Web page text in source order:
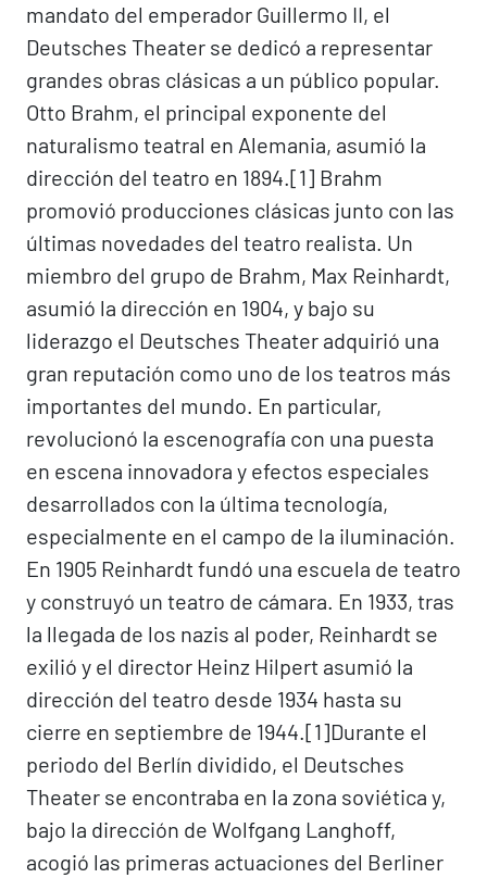
mandato del emperador Guillermo II, el
Deutsches Theater se dedicó a representar
grandes obras clásicas a un público popular.
Otto Brahm, el principal exponente del
naturalismo teatral en Alemania, asumió la
dirección del teatro en 1894.[1]​ Brahm
promovió producciones clásicas junto con las
últimas novedades del teatro realista. Un
miembro del grupo de Brahm, Max Reinhardt,
asumió la dirección en 1904, y bajo su
liderazgo el Deutsches Theater adquirió una
gran reputación como uno de los teatros más
importantes del mundo. En particular,
revolucionó la escenografía con una puesta
en escena innovadora y efectos especiales
desarrollados con la última tecnología,
especialmente en el campo de la iluminación.
En 1905 Reinhardt fundó una escuela de teatro
y construyó un teatro de cámara. En 1933, tras
la llegada de los nazis al poder, Reinhardt se
exilió y el director Heinz Hilpert asumió la
dirección del teatro desde 1934 hasta su
cierre en septiembre de 1944.[1]​ Durante el
periodo del Berlín dividido, el Deutsches
Theater se encontraba en la zona soviética y,
bajo la dirección de Wolfgang Langhoff,
acogió las primeras actuaciones del Berliner